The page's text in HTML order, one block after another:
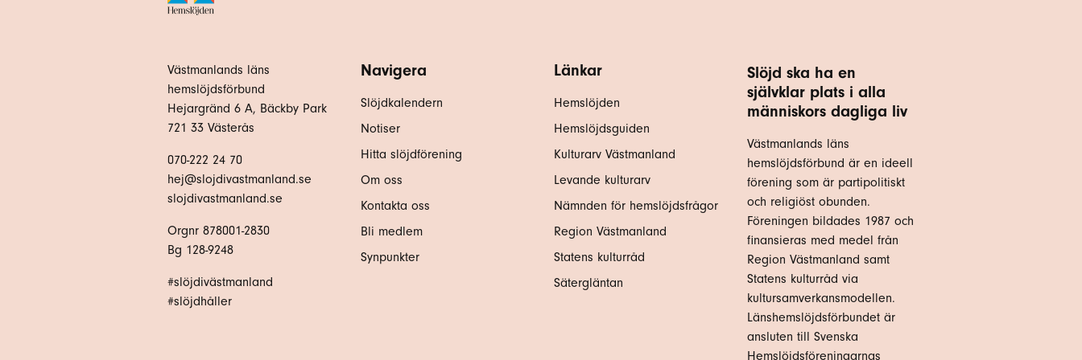
Västmanlands läns
hemslöjdsförbund
Hejargränd 6 A, Bäckby Park
721 33 Västerås
070-222 24 70
hej@slojdivastmanland.se
slojdivastmanland.se
Orgnr 878001-2830
Bg 128-9248
#slöjdivästmanland
#slöjdhåller
Navigera
Slöjdkalendern
Notiser
Hitta slöjdförening
Om oss
Kontakta oss
Bli medlem
Synpunkter
Länkar
Hemslöjden
Hemslöjdsguiden
Kulturarv Västmanland
Levande kulturarv
Nämnden för hemslöjdsfrågor
Region Västmanland
Statens kulturråd
Sätergläntan
Slöjd ska ha en
självklar plats i alla
människors dagliga liv
Västmanlands läns
hemslöjdsförbund är en ideell
förening som är partipolitiskt
och religiöst obunden.
Föreningen bildades 1987 och
finansieras med medel från
Region Västmanland samt
Statens kulturråd via
kultursamverkansmodellen.
Länshemslöjdsförbundet är
ansluten till Svenska
Hemslöjdsföreningarnas